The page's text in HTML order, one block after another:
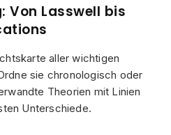
Von Lasswell bis
aller wichtigen
sie chronologisch oder
Theorien mit Linien
Unterschiede.